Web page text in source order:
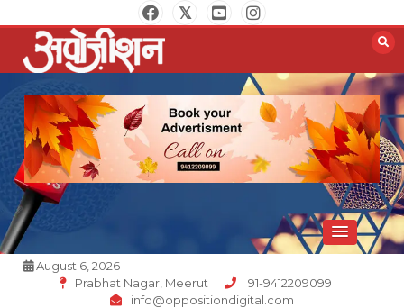
to
content
Opposition Digital
August 6, 2026
Prabhat Nagar, Meerut
91-9412209099
info@oppositiondigital.com